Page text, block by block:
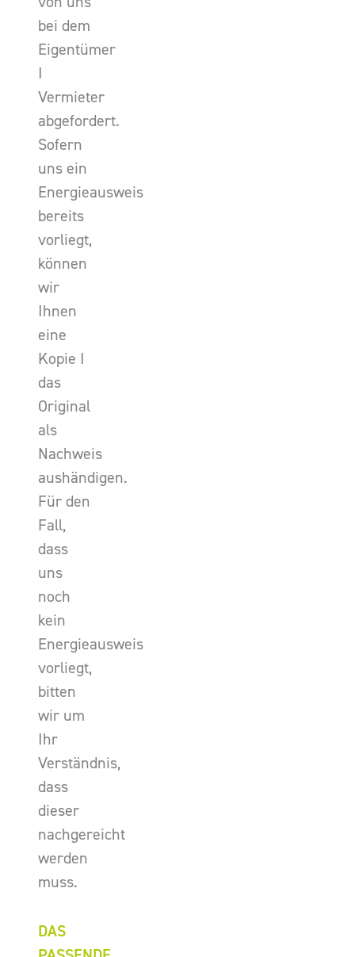
bei dem
Eigentümer
I
Vermieter
abgefordert.
Sofern
uns ein
Energieausweis
bereits
vorliegt,
können
wir
Ihnen
eine
Kopie I
das
Original
als
Nachweis
aushändigen.
Für den
Fall,
dass
uns
noch
kein
Energieausweis
vorliegt,
bitten
wir um
Ihr
Verständnis,
dass
dieser
nachgereicht
werden
muss.
DAS